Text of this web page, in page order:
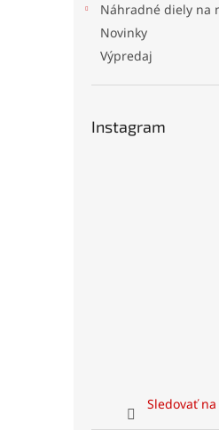
Náhradné diely na
Novinky
Výpredaj
Instagram
Sledovať